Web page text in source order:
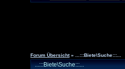
Forum Übersicht » ...:::Biete\Suche:::...
...:::Biete\Suche:::...